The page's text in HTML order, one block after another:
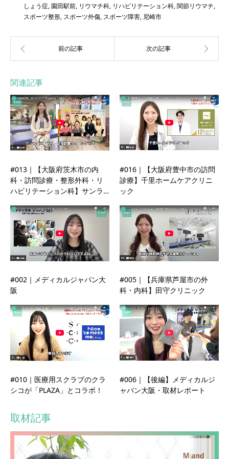
しょう症,園田駅前, リウマチ科, リハビリテーション科,関節リウマチ,
スポーツ整形, スポーツ外傷, スポーツ障害, 尼崎市
関連記事
#013｜【大阪府茨木市の内
科・訪問診療・整形外科・リ
ハビリテーション科】サンラ…
#016｜【大阪府豊中市の訪問
診療】千里ホームケアクリニ
ック
#002｜メディカルジャパン大
阪
#005｜【兵庫県芦屋市の外
科・内科】田守クリニック
#010｜医療用スクラブのクラ
シコが「PLAZA」とコラボ！
#006｜【後編】メディカルジ
ャパン大阪・取材レポート
取材記事